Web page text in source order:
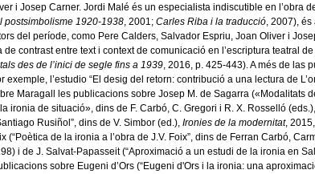
i Josep Carner. Jordi Malé és un especialista indiscutible en l’obra
postsimbolisme 1920-1938, 2001; Carles Riba i la traducció, 2007), és
del període, como Pere Calders, Salvador Espriu, Joan Oliver i
contrast entre text i context de comunicació en l’escriptura teatral
des de l’inici de segle fins a 1939, 2016, p. 425-443). A més de las
l’estudio “El desig del retorn: contribució a una lectura de
Maragall les publicacions sobre Josep M. de Sagarra («Modalitats
ironia de situació», dins de F. Carbó, C. Gregori i R. X. Rosselló (eds.),
Rusiñol”, dins de V. Simbor (ed.), Ironies de la modernitat,
de la ironia a l’obra de J.V. Foix”, dins de Ferran Carbó,
i de J. Salvat-Papasseit (“Aproximació a un estudi de la ironia en
sobre Eugeni d’Ors (“Eugeni d'Ors i la ironia: una